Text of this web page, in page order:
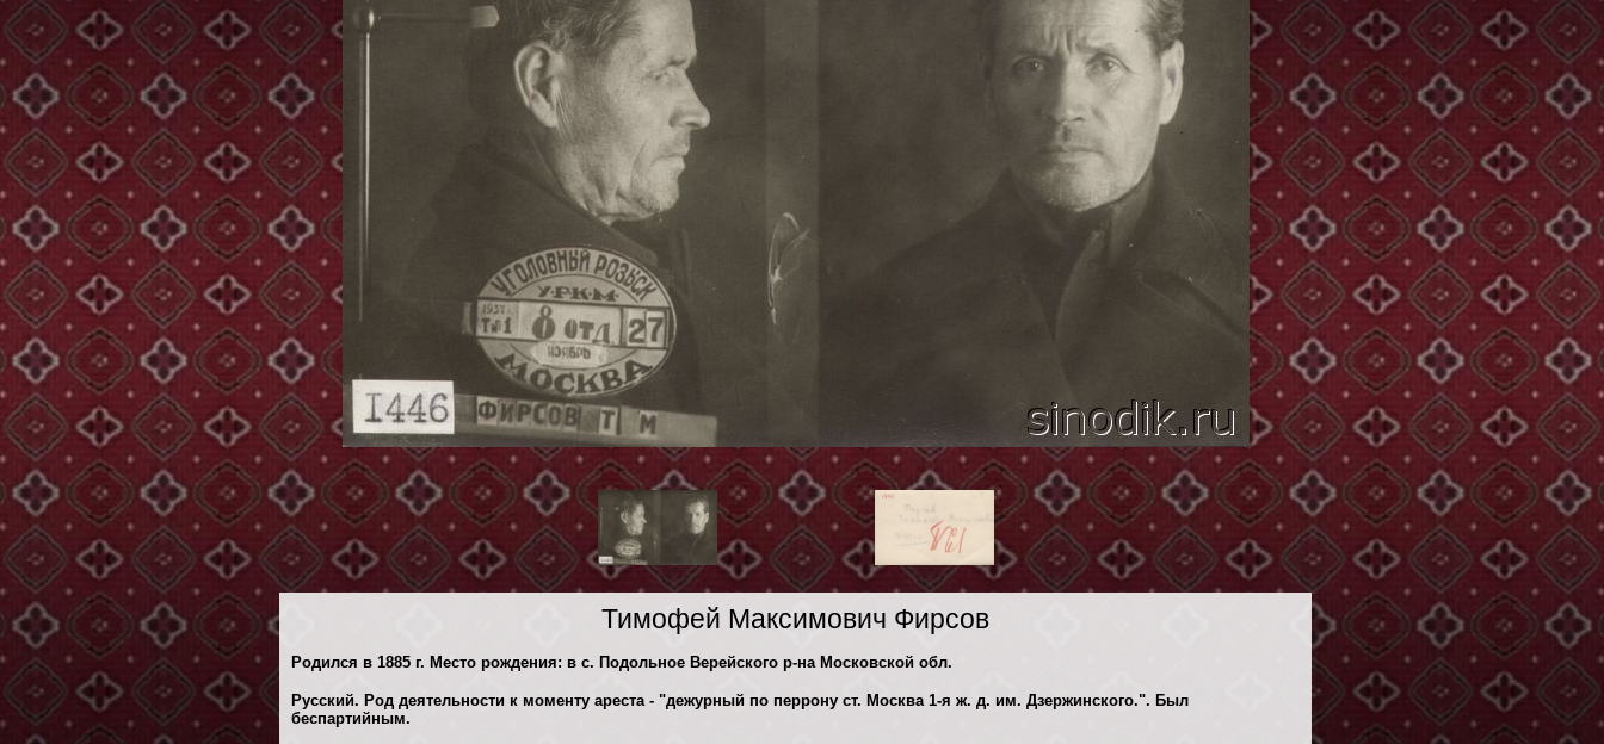
Тимофей Максимович Фирсов
Родился в 1885 г. Место рождения: в с. Подольное Верейского р-на Московской обл.
Русский. Род деятельности к моменту ареста - "дежурный по перрону ст. Москва 1-я ж. д. им. Дзержинского.". Был
беспартийным.